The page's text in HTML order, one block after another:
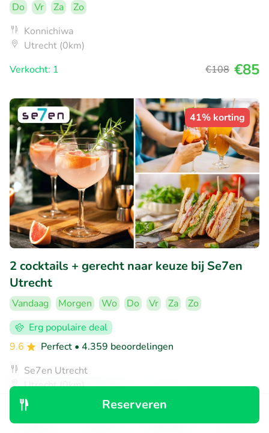
Reserveren
Do Vr Za
Zo
Konnichiwa
Utrecht (0km)
Verkocht: 1
€108 €85
41% korting
2 cocktails + gerecht naar keuze bij Se7en
Utrecht
Vandaag Morgen Wo Do Vr Za
Zo
Erg populaire deal
9.6
Perfect • 4.359 beoordelingen
Se7en Utrecht
Utrecht (0km)
Verkocht: 680